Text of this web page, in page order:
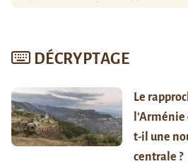
DÉCRYPTAGE
Le
t-il une
centrale ?